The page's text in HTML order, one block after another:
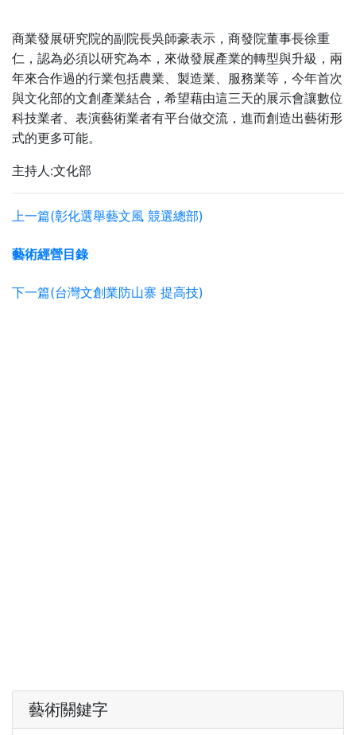
商業發展研究院的副院長吳師豪表示，商發院董事長徐重
仁，認為必須以研究為本，來做發展產業的轉型與升級，兩
年來合作過的行業包括農業、製造業、服務業等，今年首次
與文化部的文創產業結合，希望藉由這三天的展示會讓數位
科技業者、表演藝術業者有平台做交流，進而創造出藝術形
式的更多可能。
主持人:文化部
上一篇(彰化選舉藝文風 競選總部)
藝術經營目錄
下一篇(台灣文創業防山寨 提高技)
藝術關鍵字